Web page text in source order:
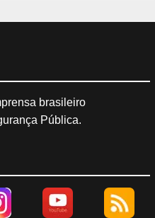
brasileiro
Pública.